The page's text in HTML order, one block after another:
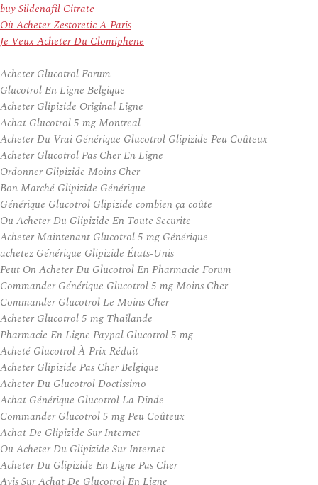
buy Sildenafil Citrate
Où Acheter Zestoretic A Paris
Je Veux Acheter Du Clomiphene
Acheter Glucotrol Forum
Glucotrol En Ligne Belgique
Acheter Glipizide Original Ligne
Achat Glucotrol 5 mg Montreal
Acheter Du Vrai Générique Glucotrol Glipizide Peu Coûteux
Acheter Glucotrol Pas Cher En Ligne
Ordonner Glipizide Moins Cher
Bon Marché Glipizide Générique
Générique Glucotrol Glipizide combien ça coûte
Ou Acheter Du Glipizide En Toute Securite
Acheter Maintenant Glucotrol 5 mg Générique
achetez Générique Glipizide États-Unis
Peut On Acheter Du Glucotrol En Pharmacie Forum
Commander Générique Glucotrol 5 mg Moins Cher
Commander Glucotrol Le Moins Cher
Acheter Glucotrol 5 mg Thailande
Pharmacie En Ligne Paypal Glucotrol 5 mg
Acheté Glucotrol À Prix Réduit
Acheter Glipizide Pas Cher Belgique
Acheter Du Glucotrol Doctissimo
Achat Générique Glucotrol La Dinde
Commander Glucotrol 5 mg Peu Coûteux
Achat De Glipizide Sur Internet
Ou Acheter Du Glipizide Sur Internet
Acheter Du Glipizide En Ligne Pas Cher